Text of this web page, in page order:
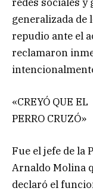
generalizada
repudio ante el
reclamaron
«CREYÓ QUE EL
PERRO CRUZÓ»
Fue el jefe de la
Arnaldo Molina
declaró el